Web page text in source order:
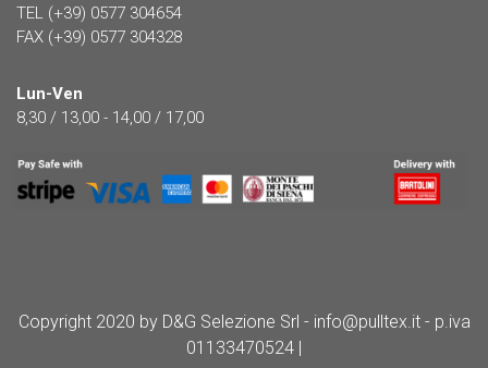
TEL (+39) 0577 304654
FAX (+39) 0577 304328
Lun-Ven
8,30 / 13,00 - 14,00 / 17,00
Copyright 2020 by D&G Selezione Srl - info@pulltex.it - p.iva
01133470524 |